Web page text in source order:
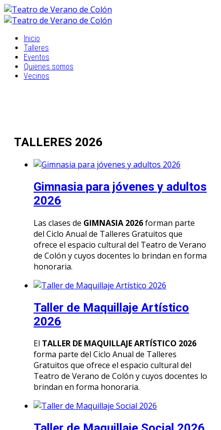
Inicio
Talleres
Eventos
Quienes somos
Vecinos
TALLERES 2026
Gimnasia para jóvenes y adultos
2026
Las clases de GIMNASIA 2026forman parte
del Ciclo Anual de Talleres Gratuitos que
ofrece el espacio cultural del Teatro de Verano
de Colón y cuyos docentes lo brindan en forma
honoraria.
Taller de Maquillaje Artístico
2026
El TALLER DE MAQUILLAJE ARTÍSTICO 2026
forma parte del Ciclo Anual de Talleres
Gratuitos que ofrece el espacio cultural del
Teatro de Verano de Colón y cuyos docentes lo
brindan en forma honoraria.